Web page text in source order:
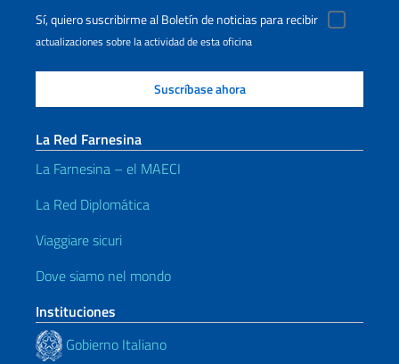
Sí, quiero suscribirme al Boletín de noticias para recibir
actualizaciones sobre la actividad de esta oficina
La Red Farnesina
La Farnesina – el MAECI
La Red Diplomática
Viaggiare sicuri
Dove siamo nel mondo
Instituciones
Gobierno Italiano